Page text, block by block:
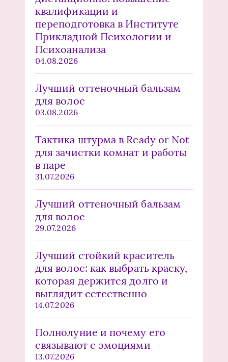
квалификации и
переподготовка в Институте
Прикладной Психологии и
Психоанализа
04.08.2026
Лучший оттеночный бальзам
для волос
03.08.2026
Тактика штурма в Ready or Not
для зачистки комнат и работы
в паре
31.07.2026
Лучший оттеночный бальзам
для волос
29.07.2026
Лучший стойкий краситель
для волос: как выбрать краску,
которая держится долго и
выглядит естественно
14.07.2026
Полнолуние и почему его
связывают с эмоциями
13.07.2026